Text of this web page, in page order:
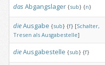
dasAbgangslager {sub} {n}
dieAusgabe {sub} {f} [Schalter,
Tresen als Ausgabestelle]
dieAusgabestelle {sub} {f}